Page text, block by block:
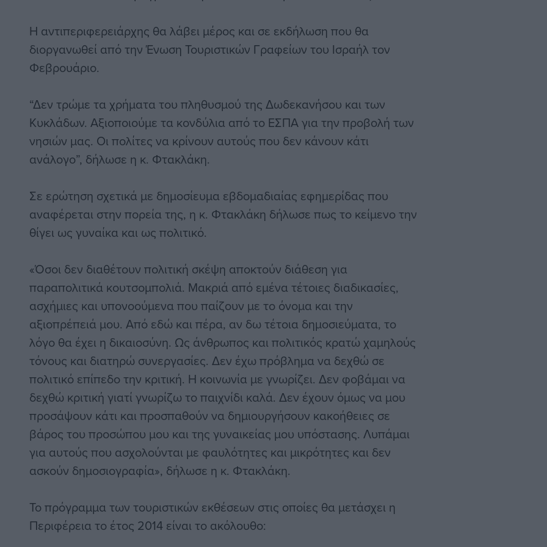
Η αντιπεριφερειάρχης θα λάβει μέρος και σε εκδήλωση που θα
διοργανωθεί από την Ένωση Τουριστικών Γραφείων του Ισραήλ τον
Φεβρουάριο.
“Δεν τρώμε τα χρήματα του πληθυσμού της Δωδεκανήσου και των
Κυκλάδων. Αξιοποιούμε τα κονδύλια από το ΕΣΠΑ για την προβολή των
νησιών μας. Οι πολίτες να κρίνουν αυτούς που δεν κάνουν κάτι
ανάλογο”, δήλωσε η κ. Φτακλάκη.
Σε ερώτηση σχετικά με δημοσίευμα εβδομαδιαίας εφημερίδας που
αναφέρεται στην πορεία της, η κ. Φτακλάκη δήλωσε πως το κείμενο την
θίγει ως γυναίκα και ως πολιτικό.
«Όσοι δεν διαθέτουν πολιτική σκέψη αποκτούν διάθεση για
παραπολιτικά κουτσομπολιά. Μακριά από εμένα τέτοιες διαδικασίες,
ασχήμιες και υπονοούμενα που παίζουν με το όνομα και την
αξιοπρέπειά μου. Από εδώ και πέρα, αν δω τέτοια δημοσιεύματα, το
λόγο θα έχει η δικαιοσύνη. Ως άνθρωπος και πολιτικός κρατώ χαμηλούς
τόνους και διατηρώ συνεργασίες. Δεν έχω πρόβλημα να δεχθώ σε
πολιτικό επίπεδο την κριτική. Η κοινωνία με γνωρίζει. Δεν φοβάμαι να
δεχθώ κριτική γιατί γνωρίζω το παιχνίδι καλά. Δεν έχουν όμως να μου
προσάψουν κάτι και προσπαθούν να δημιουργήσουν κακοήθειες σε
βάρος του προσώπου μου και της γυναικείας μου υπόστασης. Λυπάμαι
για αυτούς που ασχολούνται με φαυλότητες και μικρότητες και δεν
ασκούν δημοσιογραφία», δήλωσε η κ. Φτακλάκη.
Το πρόγραμμα των τουριστικών εκθέσεων στις οποίες θα μετάσχει η
Περιφέρεια το έτος 2014 είναι το ακόλουθο: